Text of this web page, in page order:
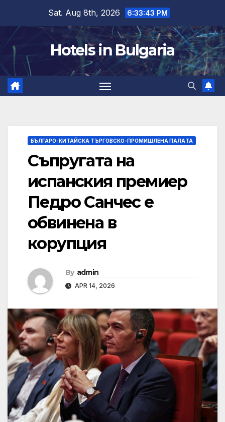
content
Sat. Aug 8th, 2026 6:33:43 PM
Hotels in Bulgaria
БЪЛГАРО-КИТАЙСКА ТЪРГОВСКО-ПРОМИШЛЕНА ПАЛAТА
Съпругата на
испанския премиер
Педро Санчес е
обвинена в
корупция
By admin
APR 14, 2026